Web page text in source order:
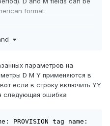
format.
Time
параметров на
D M Y применяются в
если в строку включить YY
следующая ошибка
PROVISION tag name: